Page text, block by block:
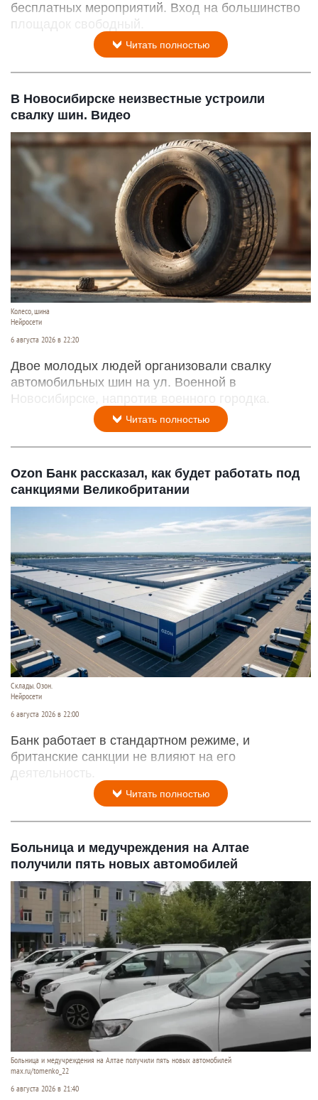
бесплатных мероприятий. Вход на большинство
площадок свободный.
Читать полностью
В Новосибирске неизвестные устроили
свалку шин. Видео
Колесо, шина
Нейросети
6 августа 2026 в 22:20
Двое молодых людей организовали свалку
автомобильных шин на ул. Военной в
Новосибирске, напротив военного городка.
Читать полностью
Ozon Банк рассказал, как будет работать под
санкциями Великобритании
Склады. Озон.
Нейросети
6 августа 2026 в 22:00
Банк работает в стандартном режиме, и
британские санкции не влияют на его
деятельность.
Читать полностью
Больница и медучреждения на Алтае
получили пять новых автомобилей
Больница и медучреждения на Алтае получили пять новых автомобилей
max.ru/tomenko_22
6 августа 2026 в 21:40